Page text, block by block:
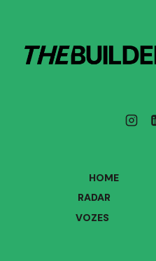
HOME
RADAR
VOZES